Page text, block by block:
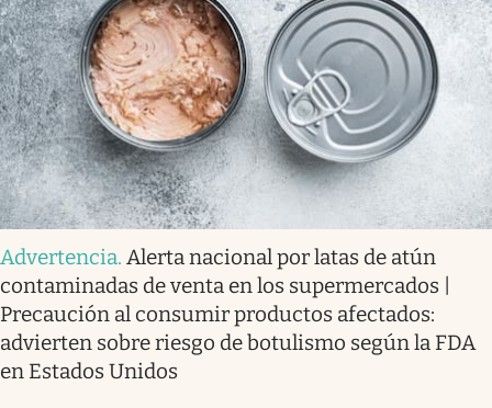
Advertencia. Alerta nacional por latas de atún
contaminadas de venta en los supermercados |
Precaución al consumir productos afectados:
advierten sobre riesgo de botulismo según la FDA
en Estados Unidos